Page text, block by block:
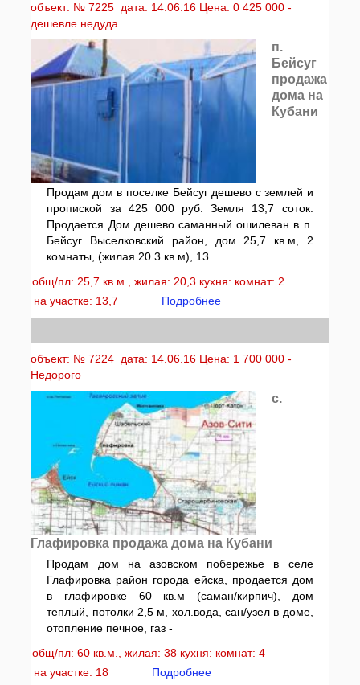
объект: № 7225 дата: 14.06.16 Цена: 0 425 000 -
дешевле недуда
п.
Бейсуг
продажа
дома на
Кубани
Продам дом в поселке Бейсуг дешево с землей и
пропиской за 425 000 руб. Земля 13,7 соток.
Продается Дом дешево саманный ошилеван в п.
Бейсуг Выселковский район, дом 25,7 кв.м, 2
комнаты, (жилая 20.3 кв.м), 13
общ/пл: 25,7 кв.м., жилая: 20,3 кухня: комнат: 2
на участке: 13,7
Подробнее
объект: № 7224 дата: 14.06.16 Цена: 1 700 000 -
Недорого
с.
Глафировка продажа дома на Кубани
Продам дом на азовском побережье в селе
Глафировка район города ейска, продается дом
в глафировке 60 кв.м (саман/кирпич), дом
теплый, потолки 2,5 м, хол.вода, сан/узел в доме,
отопление печное, газ -
общ/пл: 60 кв.м., жилая: 38 кухня: комнат: 4
на участке: 18
Подробнее